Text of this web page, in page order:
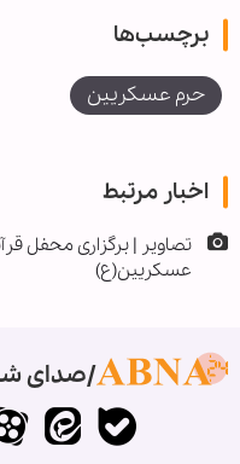
برچسب‌ها
حرم عسکریین
اخبار مرتبط
تصاویر | برگزاری محفل
عسکریین(ع)
صدای